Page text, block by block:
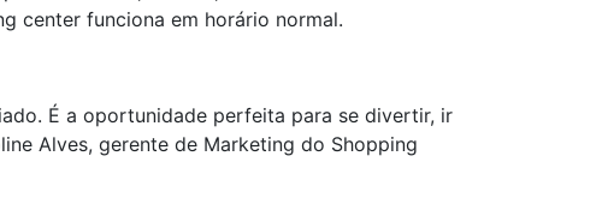
center funciona em horário normal.
É a oportunidade perfeita para se divertir, ir
Alves, gerente de Marketing do Shopping